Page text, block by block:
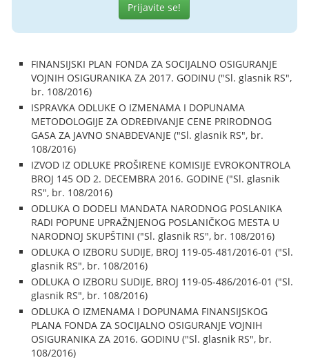
Prijavite se!
FINANSIJSKI PLAN FONDA ZA SOCIJALNO OSIGURANJE
VOJNIH OSIGURANIKA ZA 2017. GODINU ("Sl. glasnik RS",
br. 108/2016)
ISPRAVKA ODLUKE O IZMENAMA I DOPUNAMA
METODOLOGIJE ZA ODREĐIVANJE CENE PRIRODNOG
GASA ZA JAVNO SNABDEVANJE ("Sl. glasnik RS", br.
108/2016)
IZVOD IZ ODLUKE PROŠIRENE KOMISIJE EVROKONTROLA
BROJ 145 OD 2. DECEMBRA 2016. GODINE ("Sl. glasnik
RS", br. 108/2016)
ODLUKA O DODELI MANDATA NARODNOG POSLANIKA
RADI POPUNE UPRAŽNJENOG POSLANIČKOG MESTA U
NARODNOJ SKUPŠTINI ("Sl. glasnik RS", br. 108/2016)
ODLUKA O IZBORU SUDIJE, BROJ 119-05-481/2016-01 ("Sl.
glasnik RS", br. 108/2016)
ODLUKA O IZBORU SUDIJE, BROJ 119-05-486/2016-01 ("Sl.
glasnik RS", br. 108/2016)
ODLUKA O IZMENAMA I DOPUNAMA FINANSIJSKOG
PLANA FONDA ZA SOCIJALNO OSIGURANJE VOJNIH
OSIGURANIKA ZA 2016. GODINU ("Sl. glasnik RS", br.
108/2016)